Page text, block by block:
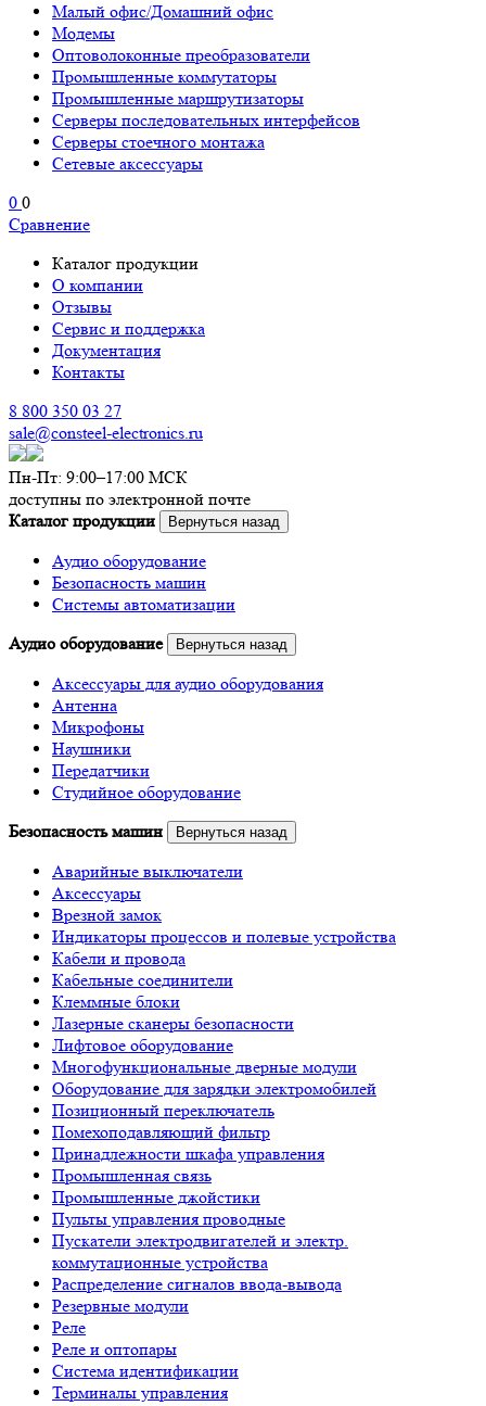
Малый офис/Домашний офис
Модемы
Оптоволоконные преобразователи
Промышленные коммутаторы
Промышленные маршрутизаторы
Серверы последовательных интерфейсов
Серверы стоечного монтажа
Сетевые аксессуары
0 0
Сравнение
Каталог продукции
О компании
Отзывы
Сервис и поддержка
Документация
Контакты
8 800 350 03 27
sale@consteel-electronics.ru
Пн-Пт: 9:00–17:00 МСК
доступны по электронной почте
Каталог продукции
Вернуться назад
Аудио оборудование
Безопасность машин
Системы автоматизации
Аудио оборудование
Вернуться назад
Аксессуары для аудио оборудования
Антенна
Микрофоны
Наушники
Передатчики
Студийное оборудование
Безопасность машин
Вернуться назад
Аварийные выключатели
Аксессуары
Врезной замок
Индикаторы процессов и полевые устройства
Кабели и провода
Кабельные соединители
Клеммные блоки
Лазерные сканеры безопасности
Лифтовое оборудование
Многофункциональные дверные модули
Оборудование для зарядки электромобилей
Позиционный переключатель
Помехоподавляющий фильтр
Принадлежности шкафа управления
Промышленная связь
Промышленные джойстики
Пульты управления проводные
Пускатели электродвигателей и электр.
коммутационные устройства
Распределение сигналов ввода-вывода
Резервные модули
Реле
Реле и оптопары
Система идентификации
Терминалы управления